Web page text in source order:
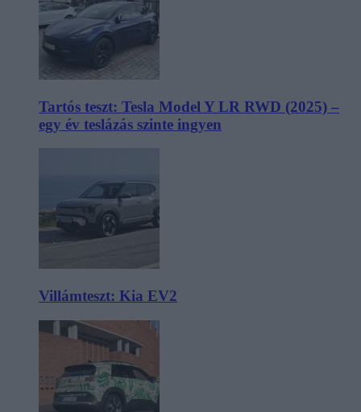
Tartós teszt: Tesla Model Y LR RWD (2025) –
egy év teslázás szinte ingyen
Villámteszt: Kia EV2